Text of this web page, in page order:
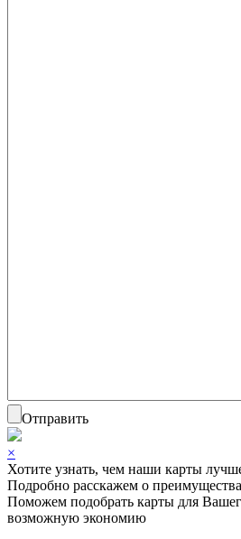
Отправить
×
Хотите узнать, чем наши карты
Подробно расскажем о
Поможем подобрать карты для
возможную экономию